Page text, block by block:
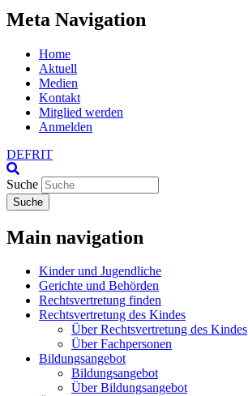
Meta Navigation
Home
Aktuell
Medien
Kontakt
Mitglied werden
Anmelden
DEFRIT
Suche
Suche
Main navigation
Kinder und Jugendliche
Gerichte und Behörden
Rechtsvertretung finden
Rechtsvertretung des Kindes
Über Rechtsvertretung des Kindes
Über Fachpersonen
Bildungsangebot
Bildungsangebot
Über Bildungsangebot